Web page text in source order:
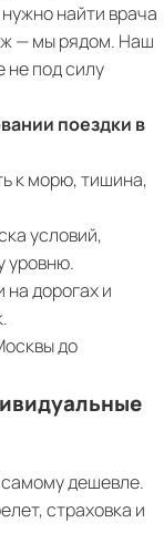
найти врача
— мы рядом. Наш
не под силу
поездки в
к морю, тишина,
условий,
уровню.
дорогах и
до
дешевле.
страховка и